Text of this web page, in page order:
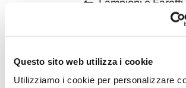
Questo sito web utilizza i cookie
Utilizziamo i cookie per personalizzare
Lampioni e Faretti